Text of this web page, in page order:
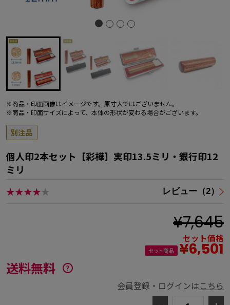
※商品・印面画像はイメージです。原寸大ではございません。
※商品・印面サイズによって、本体の形状が変わる場合がございます。
別注品
個人印2本セット【彩樺】実印13.5ミリ・銀行印12
ミリ
★★★★★ レビュー（2）
¥7,645
セット価格
¥6,501
送料無料
会員登録・ログインはこちら